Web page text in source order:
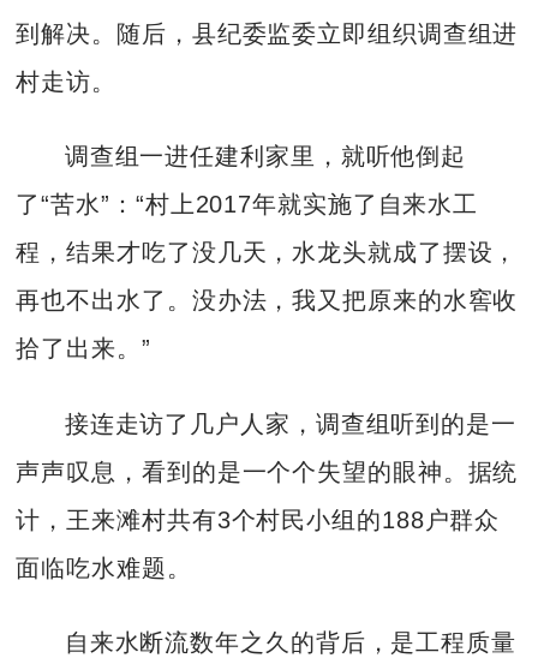
到解决。随后，县纪委监委立即组织调查组进
村走访。
调查组一进任建利家里，就听他倒起
了“苦水”：“村上2017年就实施了自来水工
程，结果才吃了没几天，水龙头就成了摆设，
再也不出水了。没办法，我又把原来的水窖收
拾了出来。”
接连走访了几户人家，调查组听到的是一
声声叹息，看到的是一个个失望的眼神。据统
计，王来滩村共有3个村民小组的188户群众
面临吃水难题。
自来水断流数年之久的背后，是工程质量